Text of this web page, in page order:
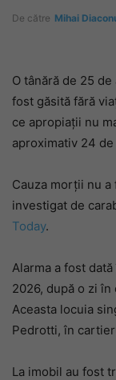
De către Mihai
O tânără de 25
fost găsită fără
ce apropiații nu
aproximativ 24 de
Cauza morții nu
investigat de
Today.
Alarma a fost
2026, după o zi
Aceasta locuia
Pedrotti, în
La imobil au fost